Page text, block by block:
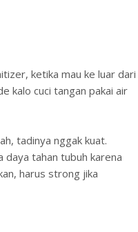
ketika mau ke luar dari
kalo cuci tangan pakai air
tadinya nggak kuat.
daya tahan tubuh karena
harus strong jika